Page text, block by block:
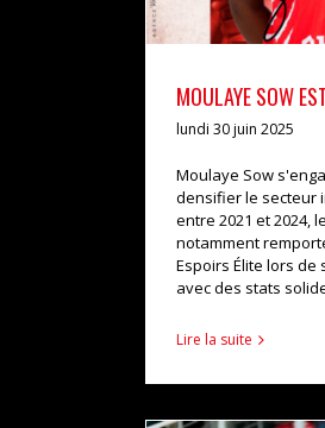
MOULAYE SOW
lundi 30 juin 2025
Moulaye Sow
densifier le secteur
entre 2021 et 2024,
notamment
Espoirs Élite lors
avec des stats
Lire la suite